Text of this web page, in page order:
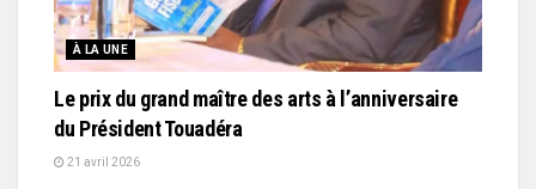
À LA UNE
Le prix du grand maître des arts à l’anniversaire
du Président Touadéra
21 avril 2026